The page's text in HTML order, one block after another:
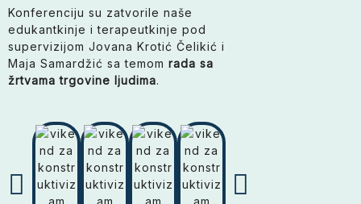
Konferenciju su zatvorile naše
edukantkinje i terapeutkinje pod
supervizijom Jovana Krotić Čelikić i
Maja Samardžić sa temom rada sa
žrtvama trgovine ljudima.